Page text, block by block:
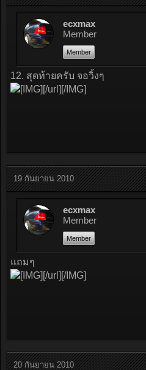
ecxmax
Member
Member
12. สุดท้ายครับ จอวิ้งๆ
[/url][/IMG]
19 กันยายน 2010
ecxmax
Member
Member
แถมๆ
[/url][/IMG]
20 กันยายน 2010